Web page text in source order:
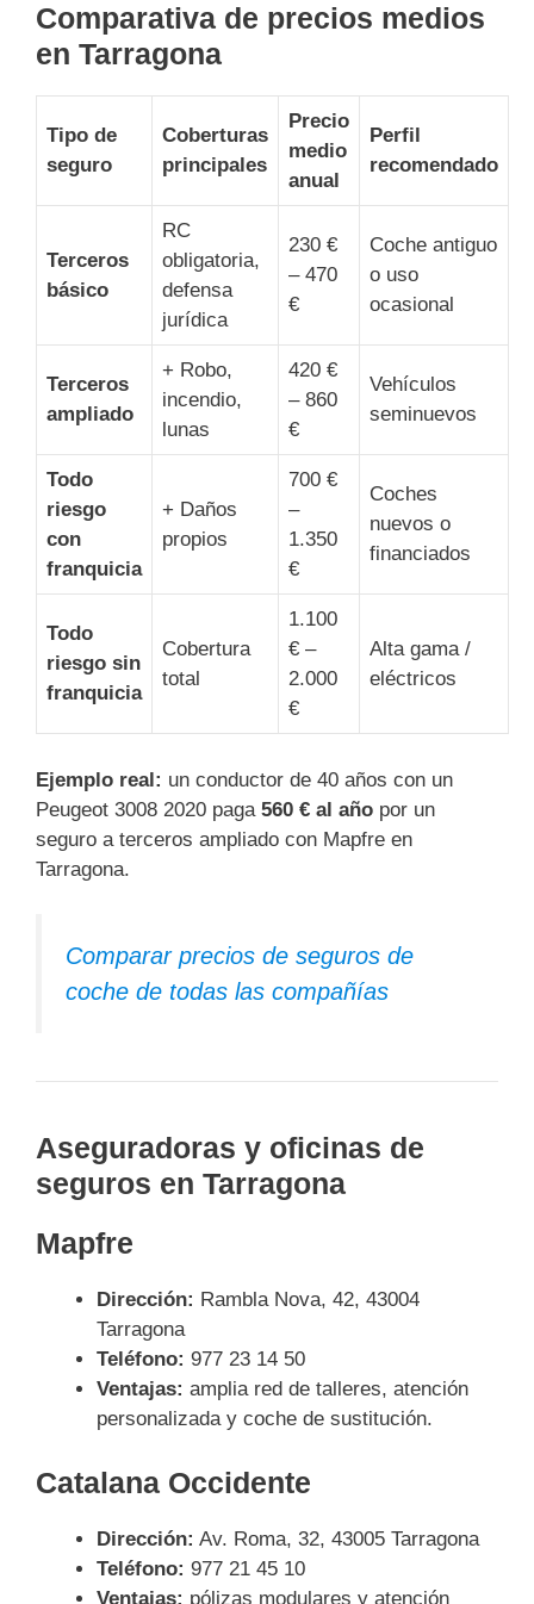
Comparativa de precios medios
en Tarragona
Tipo de
seguro
Coberturas
principales
Precio
medio
anual
Perfil
recomendado
Terceros
básico
RC
obligatoria,
defensa
jurídica
230 €
– 470
€
Coche antiguo
o uso
ocasional
Terceros
ampliado
+ Robo,
incendio,
lunas
420 €
– 860
€
Vehículos
seminuevos
Todo
riesgo
con
franquicia
+ Daños
propios
700 €
–
1.350
€
Coches
nuevos o
financiados
Todo
riesgo sin
franquicia
Cobertura
total
1.100
€ –
2.000
€
Alta gama /
eléctricos
Ejemplo real: un conductor de 40 años con un
Peugeot 3008 2020 paga 560 € al año por un
seguro a terceros ampliado con Mapfre en
Tarragona.
Comparar precios de seguros de
coche de todas las compañías
Aseguradoras y oficinas de
seguros en Tarragona
Mapfre
Dirección: Rambla Nova, 42, 43004
Tarragona
Teléfono: 977 23 14 50
Ventajas: amplia red de talleres, atención
personalizada y coche de sustitución.
Catalana Occidente
Dirección: Av. Roma, 32, 43005 Tarragona
Teléfono: 977 21 45 10
Ventajas: pólizas modulares y atención